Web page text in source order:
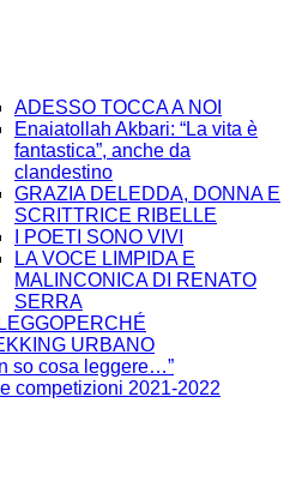
ADESSO TOCCA A NOI
Enaiatollah Akbari: “La vita è
fantastica”, anche da
clandestino
GRAZIA DELEDDA, DONNA E
SCRITTRICE RIBELLE
I POETI SONO VIVI
LA VOCE LIMPIDA E
MALINCONICA DI RENATO
SERRA
URBANO
so cosa leggere…”
competizioni 2021-2022